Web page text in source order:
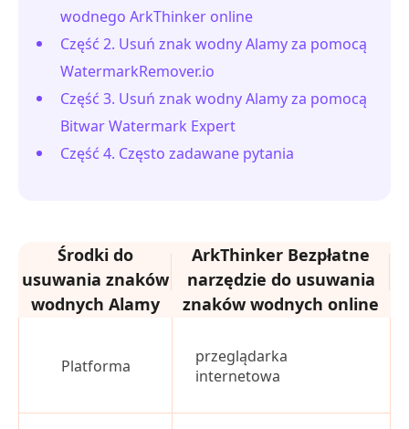
wodnego ArkThinker online
Część 2. Usuń znak wodny Alamy za pomocą
WatermarkRemover.io
Część 3. Usuń znak wodny Alamy za pomocą
Bitwar Watermark Expert
Część 4. Często zadawane pytania
Środki do
usuwania znaków
wodnych Alamy
ArkThinker Bezpłatne
narzędzie do usuwania
znaków wodnych online
Platforma
przeglądarka
internetowa